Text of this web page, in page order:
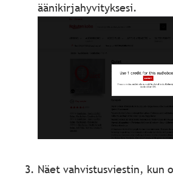
äänikirjahyvityksesi.
Näet vahvistusviestin, kun